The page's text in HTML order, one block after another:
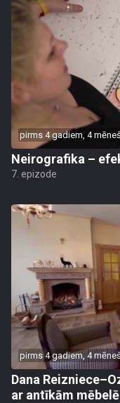
pirms 4 gadiem, 4
Neirografika –
7. epizode
pirms 4 gadiem, 4
Dana
ar antīkām